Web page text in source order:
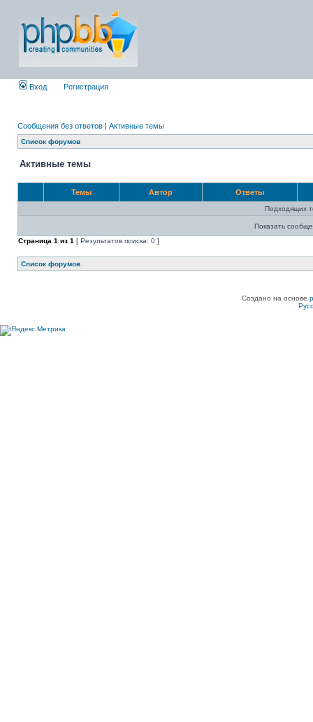
Вход Регистрация
Сообщения без ответов | Активные темы
Список форумов
Активные темы
Темы Автор Ответы
Подходящих
Показать
Страница 1 из 1 [ Результатов поиска: 0 ]
Список форумов
Создано на основе